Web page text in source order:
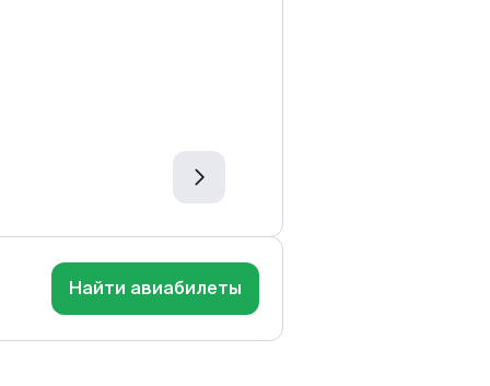
Найти авиабилеты